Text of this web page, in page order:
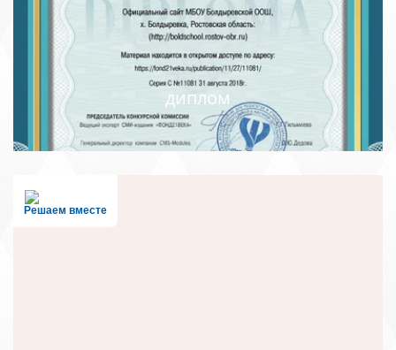
диплом
Решаем вместе